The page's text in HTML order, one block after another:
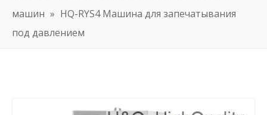
машин » HQ-RYS4 Машина для запечатывания
под давлением